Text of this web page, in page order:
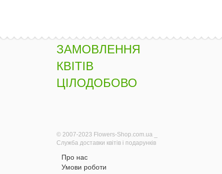
ЗАМОВЛЕННЯ
КВІТІВ
ЦІЛОДОБОВО
© 2007-2023 Flowers-Shop.com.ua _
Служба доставки квітів і подарунків
Про нас
Умови роботи